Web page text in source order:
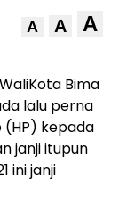
A A A
Bima
lalu perna
(HP) kepada
janji itupun
ini janji